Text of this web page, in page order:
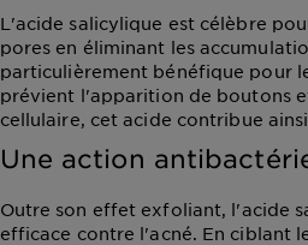
L'acide salicylique est célèbre
pores en éliminant les
particulièrement bénéfique pour
prévient l'apparition de boutons
cellulaire, cet acide contribue
Une action
Outre son effet exfoliant, l'acide
efficace contre l'acné. En ciblant